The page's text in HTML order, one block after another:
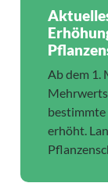
Ab dem 1.
erhöht.